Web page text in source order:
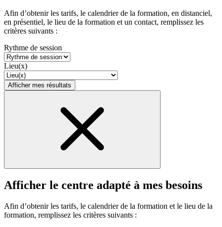
Afin d’obtenir les tarifs, le calendrier de la formation, en distanciel,
en présentiel, le lieu de la formation et un contact, remplissez les
critères suivants :
Rythme de session
Lieu(x)
Afficher mes résultats
Afficher le centre adapté à mes besoins
Afin d’obtenir les tarifs, le calendrier de la formation et le lieu de la
formation, remplissez les critères suivants :